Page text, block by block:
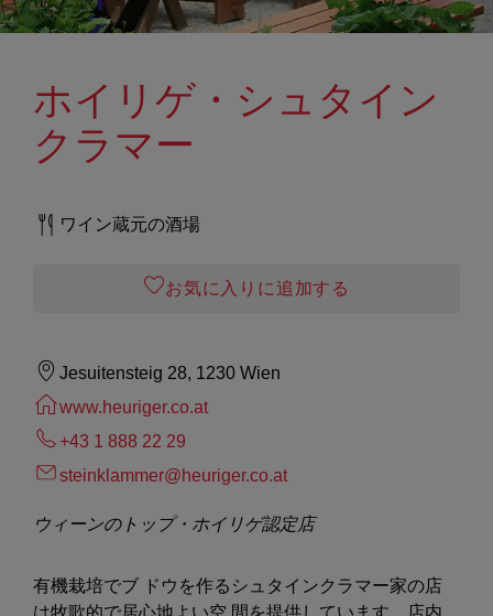
ホイリゲ・シュタイン
クラマー
ワイン蔵元の酒場
お気に入りに追加する
Jesuitensteig 28, 1230 Wien
www.heuriger.co.at
+43 1 888 22 29
steinklammer@heuriger.co.at
ウィーンのトップ・ホイリゲ認定店
有機栽培でブ ドウを作るシュタインクラマー家の店
は牧歌的で居心地よい空 間を提供しています。店内